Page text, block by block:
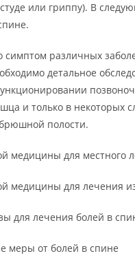
или гриппу). В
симптом различных
детальное
и только в некоторых
полости.
медицины для местного
медицины для лечения
для лечения болей в
меры от болей в спине